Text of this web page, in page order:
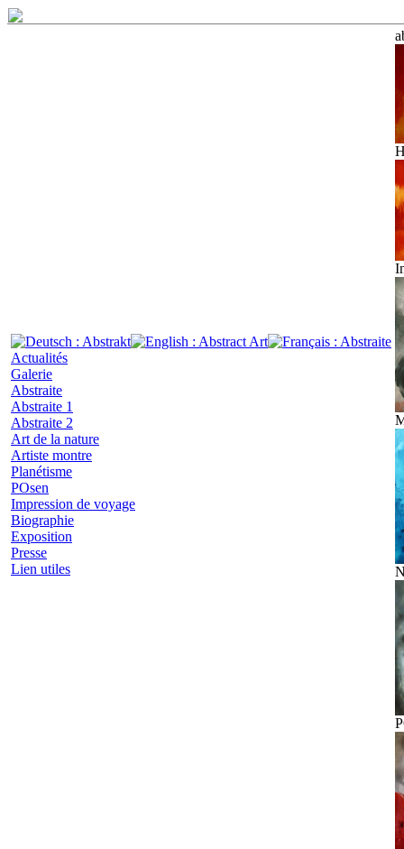
Actualités
Galerie
Abstraite
Abstraite 1
Abstraite 2
Art de la nature
Artiste montre
Planétisme
POsen
Impression de voyage
Biographie
Exposition
Presse
Lien utiles